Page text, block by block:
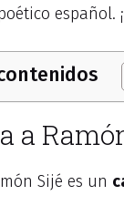
español.
a
Sijé es un